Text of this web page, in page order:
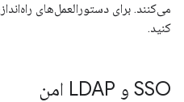
کنید.
SSO و LDAP امن